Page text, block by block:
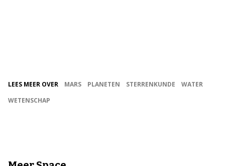
LEES MEER OVER MARS PLANETEN STERRENKUNDE
WATER
WETENSCHAP